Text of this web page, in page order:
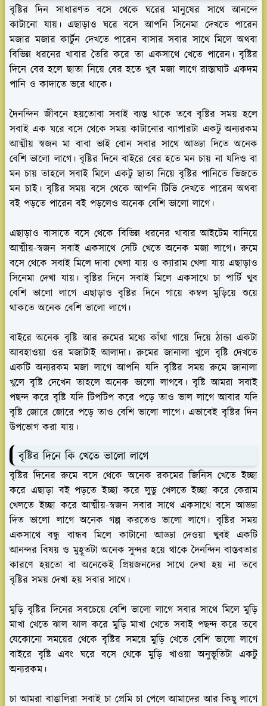
বৃষ্টির দিন সাধারণত বসে থেকে ঘরের মানুষের সাথে আনন্দে
কাটানো যায়। এছাড়াও ঘরে বসে আপনি সিনেমা দেখতে পারেন
মজার মজার কার্টুন দেখতে পারেন বাসার সবার সাথে মিলে অথবা
বিভিন্ন ধরনের খাবার তৈরি করে তা একসাথে খেতে পারেন। বৃষ্টির
দিনে বের হলে ছাতা নিয়ে বের হতে খুব মজা লাগে রাস্তাঘাট একদম
পানি ও কাদাতে ভরে থাকে।
দৈনন্দিন জীবনে হয়তোবা সবাই ব্যস্ত থাকে তবে বৃষ্টির সময় হলে
সবাই এক ঘরে বসে থেকে সময় কাটানোর ব্যাপারটা একটু অন্যরকম
আত্মীয় স্বজন মা বাবা ভাই বোন সবার সাথে আড্ডা দিতে অনেক
বেশি ভালো লাগে। বৃষ্টির দিনে বাইরে বের হতে মন চায় না যদিও বা
মন চায় তাহলে সবাই মিলে একটু ছাতা নিয়ে বৃষ্টির পানিতে ভিজতে
মন চাই। বৃষ্টির সময় বসে থেকে আপনি টিভি দেখতে পারেন অথবা
বই পড়তে পারেন বই পড়লেও অনেক বেশি ভালো লাগে।
এছাড়াও বাসাতে বসে থেকে বিভিন্ন ধরনের খাবার আইটেম বানিয়ে
আত্মীয়-স্বজন সবাই একসাথে সেটি খেতে অনেক মজা লাগে। রুমে
বসে থেকে সবাই মিলে দাবা খেলা যায় ও ক্যারাম খেলা যায় এছাড়াও
সিনেমা দেখা যায়। বৃষ্টির দিনে সবাই মিলে একসাথে চা পার্টি খুব
বেশি ভালো লাগে এছাড়াও বৃষ্টির দিনে গায়ে কম্বল মুড়িয়ে শুয়ে
থাকতে অনেক বেশি ভালো লাগে।
বাইরে অনেক বৃষ্টি আর রুমের মধ্যে কাঁথা গায়ে দিয়ে ঠান্ডা একটা
আবহাওয়া ওর মজাটাই আলাদা। রুমের জানালা খুলে বৃষ্টি দেখতে
একটি অন্যরকম মজা লাগে আপনি যদি বৃষ্টির সময় রুমে জানালা
খুলে বৃষ্টি দেখেন তাহলে অনেক ভালো লাগবে। বৃষ্টি আমরা সবাই
পছন্দ করে বৃষ্টি যদি টিপটিপ করে পড়ে তাও ভাল লাগে আবার যদি
বৃষ্টি জোরে জোরে পড়ে তাও বেশি ভালো লাগে। এভাবেই বৃষ্টির দিন
উপভোগ করা যায়।
বৃষ্টির দিনে কি খেতে ভালো লাগে
বৃষ্টির দিনের রুমে বসে থেকে অনেক রকমের জিনিস খেতে ইচ্ছা
করে এছাড়া বই পড়তে ইচ্ছা করে লুডু খেলতে ইচ্ছা করে কেরাম
খেলতে ইচ্ছা করে আত্মীয়-স্বজন সবার সাথে একসাথে বসে আড্ডা
দিত ভালো লাগে অনেক গল্প করতেও ভালো লাগে। বৃষ্টির সময়
একসাথে বন্ধু বান্ধব মিলে কাটানো আড্ডা দেওয়া খুবই একটি
আনন্দর বিষয় ও মুহূর্তটা অনেক সুন্দর হয়ে থাকে দৈনন্দিন বাস্তবতার
কারণে হয়তো বা অনেকেই প্রিয়জনদের সাথে দেখা হয় না তবে
বৃষ্টির সময় দেখা হয় সবার সাথে।
মুড়িবৃষ্টির দিনের সবচেয়ে বেশি ভালো লাগে সবার সাথে মিলে মুড়ি
মাখা খেতে ঝাল ঝাল করে মুড়ি মাখা খেতে সবাই পছন্দ করে তবে
যেকোনো সময়ের থেকে বৃষ্টির সময়ে মুড়ি খেতে বেশি ভালো লাগে
বাইরে বৃষ্টি এবং ঘরে বসে থেকে মুড়ি খাওয়া অনুভূতিটা একটু
অন্যরকম।
চা আমরা বাঙালিরা সবাই চা প্রেমি চা পেলে আমাদের আর কিছু লাগে